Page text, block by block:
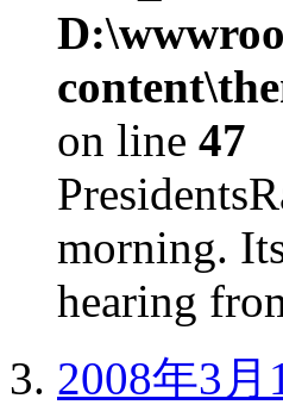
on line 47
morning.
hearing
2008年3